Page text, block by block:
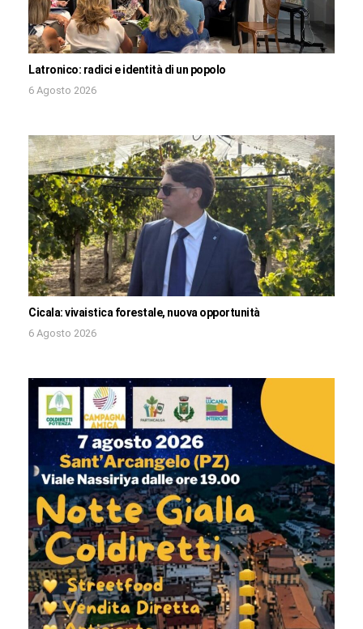
Latronico: radici e identità di un popolo
6 Agosto 2026
Cicala: vivaistica forestale, nuova opportunità
6 Agosto 2026